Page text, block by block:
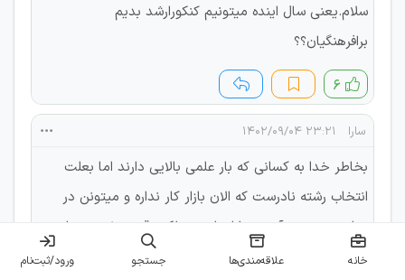
سلام.یعنی سال اینده میتونیم کنکورارشد بدیم
برافرهنگیان؟؟
۶
سارا ۲۳:۲۱ ۱۴۰۲/۰۹/۰۴
بخاطر خدا به کسانی که بار علمی بالایی دارند اما بعلت
انتخاب رشته نادرست که الان بازار کار نداره و میتونن در
تعلیم و تربیت آینده سازان این مملکت قدم مثبتی بردارن
یه فرصت بدید
خانه علاقه‌مندی‌ها جستجو ورود/ثبت‌نام